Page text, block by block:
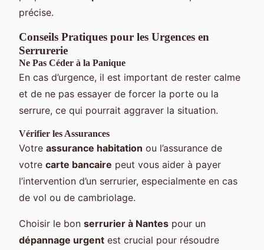
précise.
Conseils Pratiques pour les Urgences en
Serrurerie
Ne Pas Céder à la Panique
En cas d’urgence, il est important de rester calme
et de ne pas essayer de forcer la porte ou la
serrure, ce qui pourrait aggraver la situation.
Vérifier les Assurances
Votre assurance habitation ou l’assurance de
votre carte bancaire peut vous aider à payer
l’intervention d’un serrurier, especialmente en cas
de vol ou de cambriolage.
Choisir le bon serrurier à Nantes pour un
dépannage urgent est crucial pour résoudre